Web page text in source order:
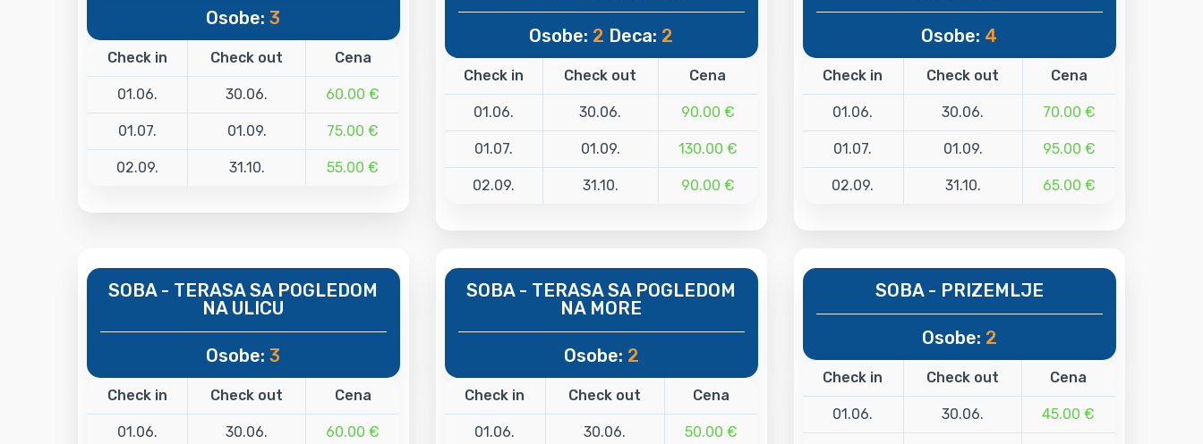
Osobe:3
Check in Check out Cena
01.06. 30.06. 60.00 €
01.07. 01.09. 75.00 €
02.09. 31.10. 55.00 €
Osobe: 2 Deca: 2
Check in Check out Cena
01.06. 30.06. 90.00 €
01.07. 01.09. 130.00 €
02.09. 31.10. 90.00 €
Osobe: 4
Check in Check out Cena
01.06. 30.06. 70.00 €
01.07. 01.09. 95.00 €
02.09. 31.10. 65.00 €
SOBA - TERASA SA POGLEDOM
NA ULICU
Osobe:3
Check in Check out Cena
01.06. 30.06. 60.00 €
SOBA - TERASA SA POGLEDOM
NA MORE
Osobe: 2
Check in Check out Cena
01.06. 30.06. 50.00 €
SOBA - PRIZEMLJE
Osobe: 2
Check in Check out Cena
01.06. 30.06. 45.00 €